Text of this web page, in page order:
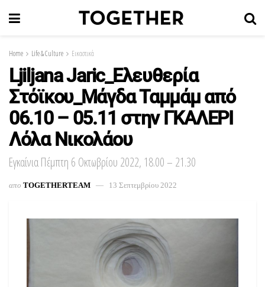
Home Life & Culture Εικαστικά
Ljiljana Jaric_Ελευθερία
Στόϊκου_Μάγδα Ταμμάμ από
06.10 – 05.11 στην ΓΚΑΛΕΡΙ
Λόλα Νικολάου
Εγκαίνια Πέμπτη 6 Οκτωβρίου 2022, 18.00 – 21.30
απο TOGETHERTEAM 13 Σεπτεμβρίου 2022